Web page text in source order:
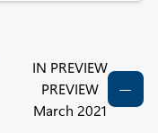
IN PREVIEW
PREVIEW
March 2021